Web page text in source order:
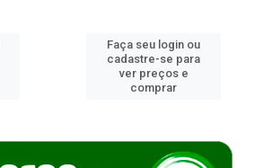
Faça seu login ou
cadastre-se para
ver preços e
comprar